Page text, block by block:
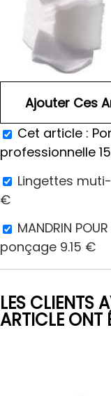
Cet article :
professionnelle
Lingettes
€
MANDRIN
ponçage 9.15 €
LES CLIENTS
ARTICLE ONT